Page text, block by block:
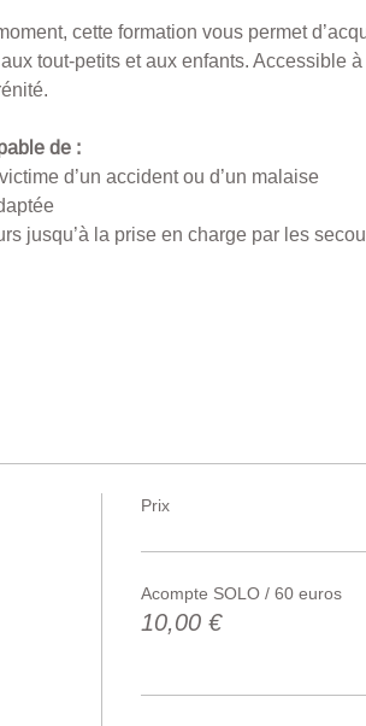
cette formation vous permet
tout-petits et aux enfants. Accessible
de :
d’un accident ou d’un malaise
jusqu’à la prise en charge par les
Prix
Acompte SOLO / 60 euros
10,00 €